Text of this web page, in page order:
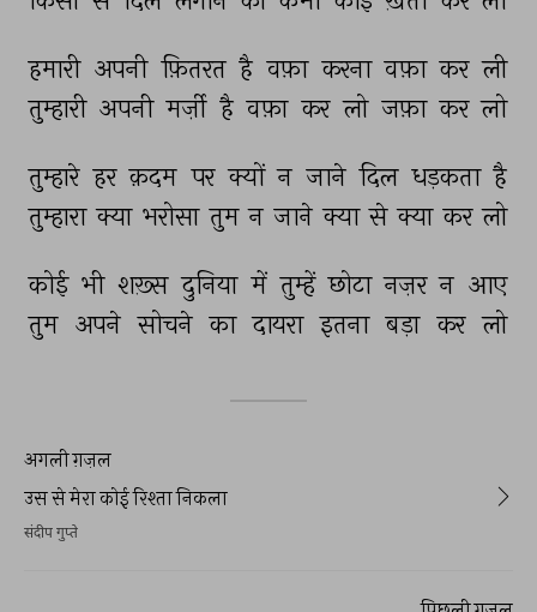
हमारी अपनी फ़ितरत है वफ़ा करना वफ़ा कर ली
तुम्हारी अपनी मर्ज़ी है वफ़ा कर लो जफ़ा कर लो
तुम्हारे हर क़दम पर क्यों न जाने दिल धड़कता है
तुम्हारा क्या भरोसा तुम न जाने क्या से क्या कर लो
कोई भी शख़्स दुनिया में तुम्हें छोटा नज़र न आए
तुम अपने सोचने का दायरा इतना बड़ा कर लो
अगली ग़ज़ल
उस से मेरा कोई रिश्ता निकला
संदीप गुप्ते